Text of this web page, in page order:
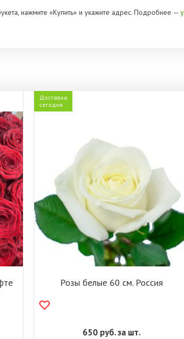
нажмите «Купить» и укажите адрес. Подробнее —
Доставка
сегодня
Розы белые 60 см. Россия
650руб. за шт.